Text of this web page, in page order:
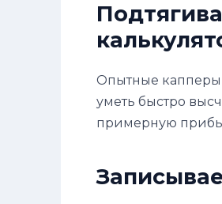
Опытные капперы
уметь быстро
примерную